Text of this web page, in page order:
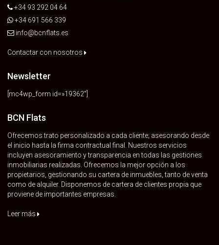
+34 93 292 04 64
+34 691 566 339
info@bcnflats.es
Contactar con nosotros
Newsletter
[mc4wp_form id=»19362″]
BCN Flats
Ofrecemos trato personalizado a cada cliente; asesorando desde
el inicio hasta la firma contractual final. Nuestros servicios
incluyen asesoramiento y transparencia en todas las gestiones
inmobiliarias realizadas. Ofrecemos la mejor opción a los
propietarios, gestionando su cartera de inmuebles, tanto de venta
como de alquiler. Disponemos de cartera de clientes propia que
proviene de importantes empresas.
Leer más